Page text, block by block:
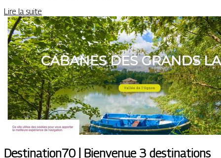
Lire la suite
Destination70 | Bienvenue 3 destina­tions